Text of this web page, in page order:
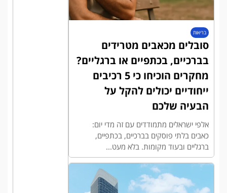
בריאות
סובלים מכאבים מטרידים
בברכיים, בכתפיים או ברגליים?
מחקרים הוכיחו כי 5 רכיבים
ייחודיים יכולים להקל על
הבעיה שלכם
אלפי ישראלים מתמודדים עם זה מדי יום:
כאבים בלתי פוסקים בברכיים, בכתפיים,
ברגליים ובעוד מקומות. בלא מעט...